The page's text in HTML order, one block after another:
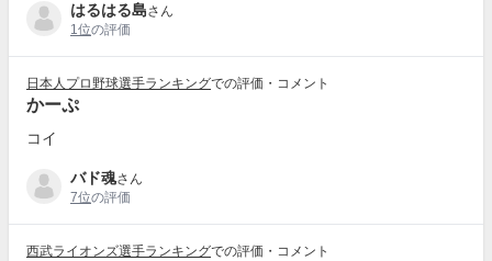
はるはる島さん
1位の評価
日本人プロ野球選手ランキングでの評価・コメント
かーぷ
コイ
バド魂さん
7位の評価
西武ライオンズ選手ランキングでの評価・コメント